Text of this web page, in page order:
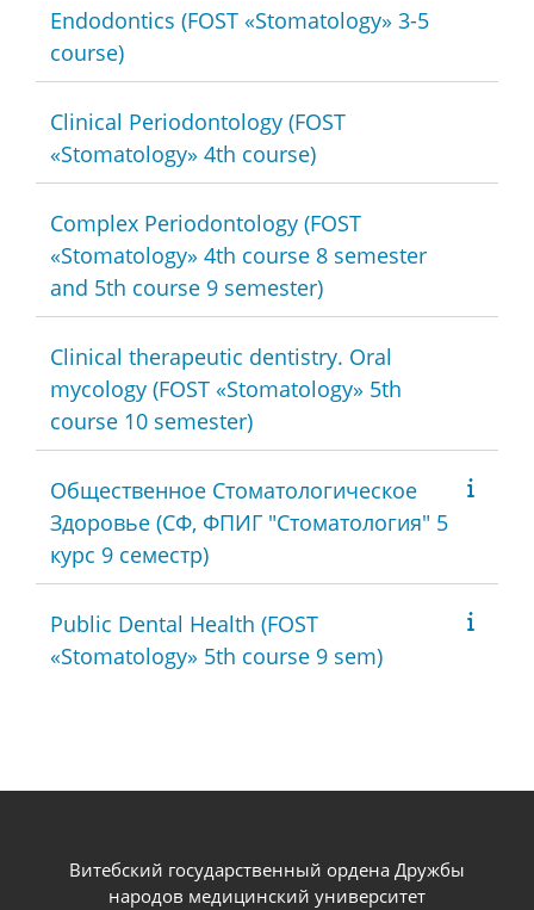
Endodontics (FOST «Stomatology» 3-5
course)
Clinical Periodontology (FOST
«Stomatology» 4th course)
Complex Periodontology (FOST
«Stomatology» 4th course 8 semester
and 5th course 9 semester)
Clinical therapeutic dentistry. Oral
mycology (FOST «Stomatology» 5th
course 10 semester)
Общественное Стоматологическое
Здоровье (СФ, ФПИГ "Стоматология" 5
курс 9 семестр)
Public Dental Health (FOST
«Stomatology» 5th course 9 sem)
Витебский государственный ордена Дружбы
народов медицинский университет